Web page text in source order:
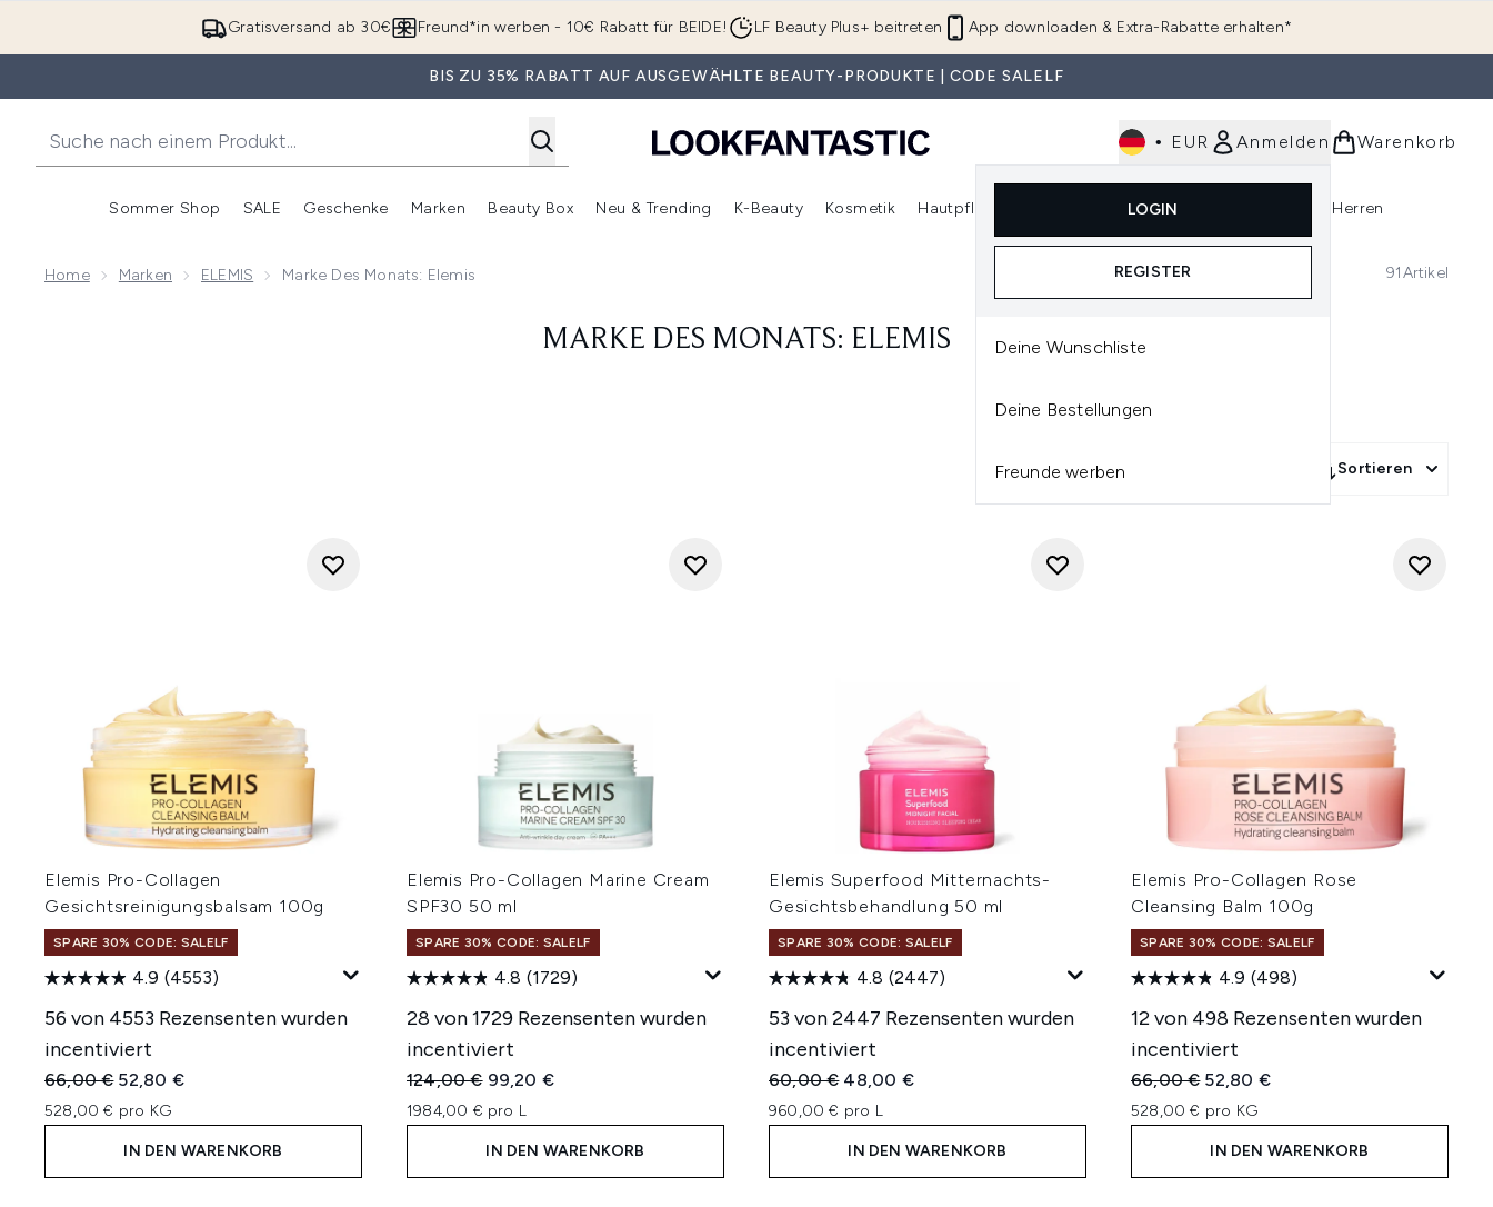
Zum Hauptinhalt springen
Gratisversand ab 30€ App downloaden & Extra-Rabatte erhalten*
Freund*in werben - 10€ Rabatt für BEIDE! LF Beauty Plus+ beitreten
BIS ZU 35% RABATT AUF AUSGEWÄHLTE BEAUTY-PRODUKTE | CODE SALELF
• EUR Anmelden
LOGIN
REGISTER
Deine Wunschliste
Deine Bestellungen
Freunde werben
Warenkorb
Sommer Shop
Untermenü Anmelden (Sommer Shop)
SALE
Untermenü Anmelden (SALE)
Geschenke
Untermenü Anmelden (Geschenke)
Marken
Untermenü Anmelden (Marken)
Beauty Box
Untermenü Anmelden (Beauty Box)
Neu & Trending
Untermenü Anmelden (Neu & Trending)
K-Beauty Kosmetik
Untermenü Anmelden (Kosmetik)
Hautpflege
Untermenü Anmelden (Haarpflege)
Parfum
Untermenü Anmelden (Parfum)
Herren
Home Marken ELEMIS Marke Des Monats: Elemis 91Artikel
MARKE DES MONATS: ELEMIS
Sortieren
Elemis Pro-Collagen
Gesichtsreinigungsbalsam 100g
SPARE 30% CODE: SALELF
4.9 (4553)
56 von 4553 Rezensenten wurden
incentiviert
Unverbindliche Preisempfehlung:
66,00 € Aktueller Preis:
52,80 €
528,00 € pro KG
IN DEN WARENKORB
Elemis Pro-Collagen Marine Cream
SPF30 50 ml
SPARE 30% CODE: SALELF
4.8 (1729)
28 von 1729 Rezensenten wurden
incentiviert
Unverbindliche Preisempfehlung:
124,00 € Aktueller Preis:
99,20 €
1984,00 € pro L
IN DEN WARENKORB
Elemis Superfood Mitternachts-
Gesichtsbehandlung 50 ml
SPARE 30% CODE: SALELF
4.8 (2447)
53 von 2447 Rezensenten wurden
incentiviert
Unverbindliche Preisempfehlung:
60,00 € Aktueller Preis:
48,00 €
960,00 € pro L
IN DEN WARENKORB
Elemis Pro-Collagen Rose
Cleansing Balm 100g
SPARE 30% CODE: SALELF
4.9 (498)
12 von 498 Rezensenten wurden
incentiviert
Unverbindliche Preisempfehlung:
66,00 € Aktueller Preis:
52,80 €
528,00 € pro KG
IN DEN WARENKORB